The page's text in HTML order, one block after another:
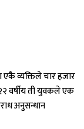
व्यक्तिले चार हजार
वर्षीय ती युवकले एक
अनुसन्धान